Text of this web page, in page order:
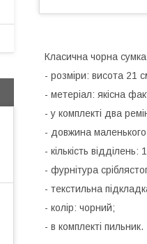
Класична чорна сумка
- розміри: висота 21
- метеріал: якісна
- у комплекті два
- довжина
- кількість
- фурнітура
- текстильна
- колір: чорний;
- в комплекті пильник.